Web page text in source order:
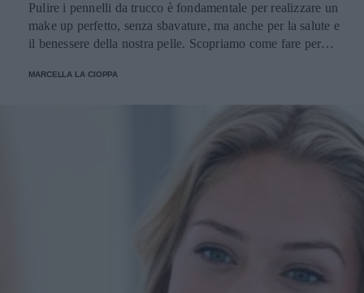
Pulire i pennelli da trucco è fondamentale per realizzare un
make up perfetto, senza sbavature, ma anche per la salute e
il benessere della nostra pelle. Scopriamo come fare per
MARCELLA LA CIOPPA